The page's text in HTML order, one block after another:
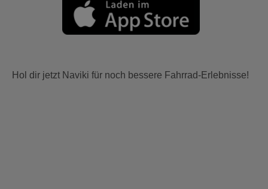
Hol dir jetzt Naviki für noch bessere Fahrrad-Erlebnisse!